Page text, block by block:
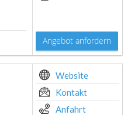
Angebot anfordern
Website
Kontakt
Anfahrt